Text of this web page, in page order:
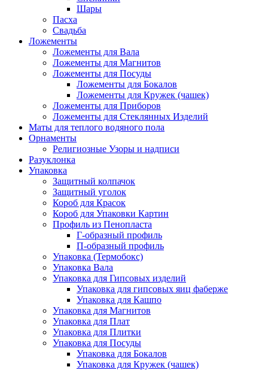
Шары
Пасха
Свадьба
Ложементы
Ложементы для Вала
Ложементы для Магнитов
Ложементы для Посуды
Ложементы для Бокалов
Ложементы для Кружек (чашек)
Ложементы для Приборов
Ложементы для Стеклянных Изделий
Маты для теплого водяного пола
Орнаменты
Религиозные Узоры и надписи
Разуклонка
Упаковка
Защитный колпачок
Защитный уголок
Короб для Красок
Короб для Упаковки Картин
Профиль из Пенопласта
Г-образный профиль
П-образный профиль
Упаковка (Термобокс)
Упаковка Вала
Упаковка для Гипсовых изделий
Упаковка для гипсовых яиц фаберже
Упаковка для Кашпо
Упаковка для Магнитов
Упаковка для Плат
Упаковка для Плитки
Упаковка для Посуды
Упаковка для Бокалов
Упаковка для Кружек (чашек)